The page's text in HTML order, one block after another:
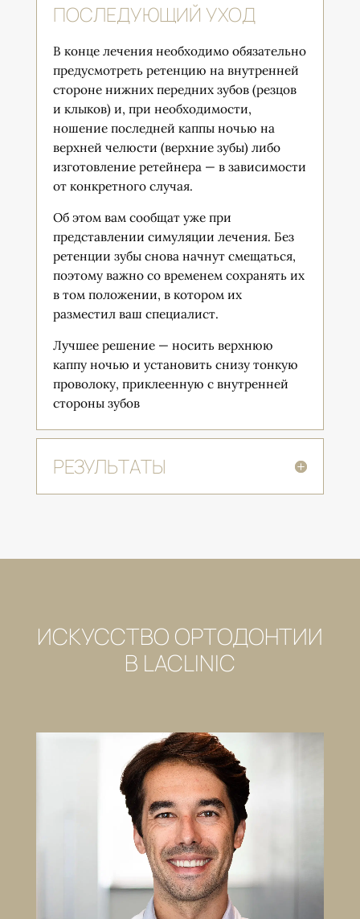
ПОСЛЕДУЮЩИЙ УХОД
В конце лечения необходимо обязательно
предусмотреть ретенцию на внутренней
стороне нижних передних зубов (резцов
и клыков) и, при необходимости,
ношение последней каппы ночью на
верхней челюсти (верхние зубы) либо
изготовление ретейнера — в зависимости
от конкретного случая.
Об этом вам сообщат уже при
представлении симуляции лечения. Без
ретенции зубы снова начнут смещаться,
поэтому важно со временем сохранять их
в том положении, в котором их
разместил ваш специалист.
Лучшее решение — носить верхнюю
каппу ночью и установить снизу тонкую
проволоку, приклеенную с внутренней
стороны зубов
РЕЗУЛЬТАТЫ
ИСКУССТВО ОРТОДОНТИИ
В LACLINIC